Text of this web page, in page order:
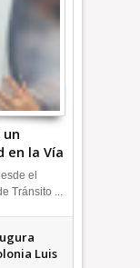
en la Vía
el
Tránsito ...
Luis